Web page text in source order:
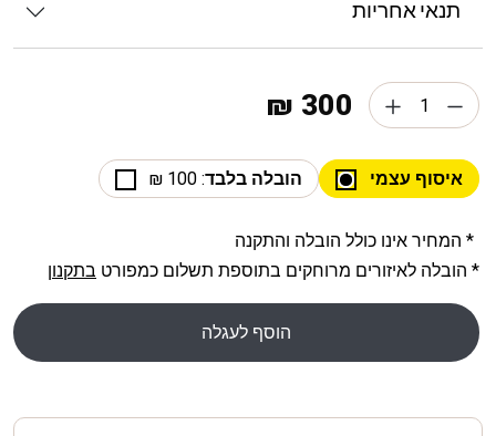
תנאי אחריות
300 ₪
איסוף עצמי הובלה בלבד: 100 ₪
* המחיר אינו כולל הובלה והתקנה
* הובלה לאיזורים מרוחקים בתוספת תשלום כמפורט בתקנון
הוסף לעגלה